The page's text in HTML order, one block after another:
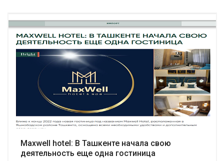
Подробнее
Maxwell hotel: В Ташкенте начала свою
деятельность еще одна гостиница